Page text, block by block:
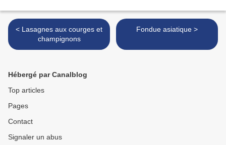
< Lasagnes aux courges et
champignons
Fondue asiatique >
Hébergé par Canalblog
Top articles
Pages
Contact
Signaler un abus